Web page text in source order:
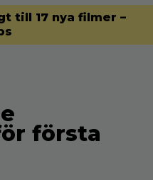
till 17 nya filmer –
första